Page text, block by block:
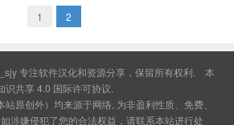
1 2
专注软件汉化和资源分享， 保留所有权利. 本
识共享 4.0 国际许可协议
原创外）均来源于网络, 为非盈利性质、免费、
涉嫌侵犯了您的合法权益，请联系本站进行处